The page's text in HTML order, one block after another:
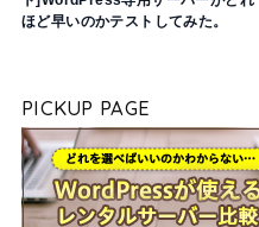
ほど早いのかテストしてみた。
PICKUP PAGE